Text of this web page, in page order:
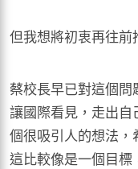
但我想將初衷再往前
蔡校長早已對這個問
讓國際看見，走出
個很吸引人的想法，
這比較像是一個目